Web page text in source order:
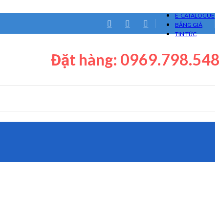
E-CATALOGUE
BẢNG GIÁ
TIN TỨC
Đặt hàng: